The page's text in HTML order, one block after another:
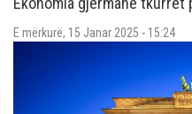
E mërkurë, 15 Janar 2025 - 15:24